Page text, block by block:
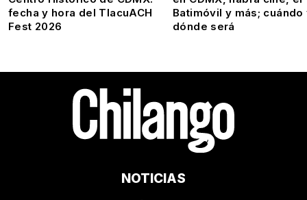
fecha y hora del TlacuACH
Fest 2026
Batimóvil y más; cuándo
dónde será
NOTICIAS